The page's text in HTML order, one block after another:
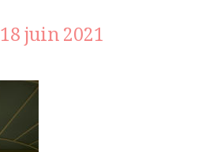
18 juin 2021